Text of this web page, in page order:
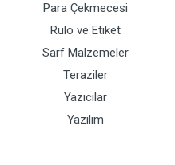
Para Çekmecesi
Rulo ve Etiket
Sarf Malzemeler
Teraziler
Yazıcılar
Yazılım